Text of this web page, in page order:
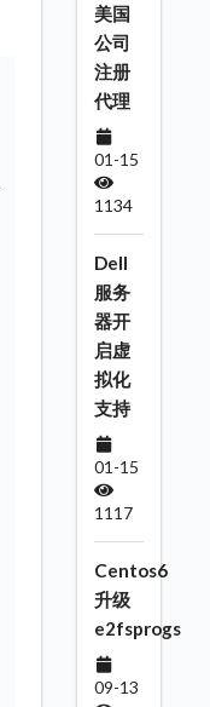
美国
公司
注册
代理
01-15
1134
Dell
服务
器开
启虚
拟化
支持
01-15
1117
Centos6
升级
e2fsprogs
09-13